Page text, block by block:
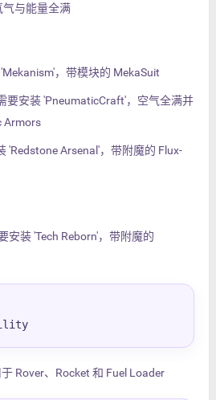
气与能量全满
，带模块的 MekaSuit
要安装 'PneumaticCraft'，空气全满并
Armors
'Redstone Arsenal'，带附魔的 Flux-
安装 'Tech Reborn'，带附魔的
Rover、Rocket 和 Fuel Loader